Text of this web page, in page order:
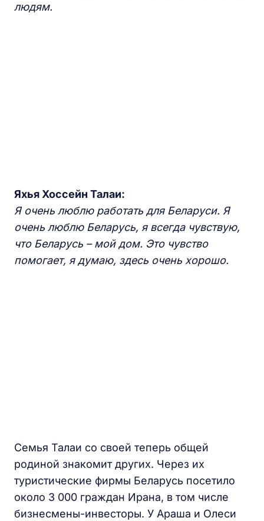
людям.
Яхья Хоссейн Талаи:
Я очень люблю работать для Беларуси. Я
очень люблю Беларусь, я всегда чувствую,
что Беларусь – мой дом. Это чувство
помогает, я думаю, здесь очень хорошо.
Семья Талаи со своей теперь общей
родиной знакомит других. Через их
туристические фирмы Беларусь посетило
около 3 000 граждан Ирана, в том числе
бизнесмены-инвесторы. У Араша и Олеси